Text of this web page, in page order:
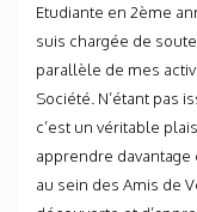
Etudiante en 2ème
suis chargée de
parallèle de mes
Société. N’étant pas
c’est un véritable
apprendre davantage
au sein des Amis de